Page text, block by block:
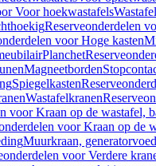
Voor hoekwastafels
Reserveonderdelen
voor Hoge kasten
Planchet
Magneetborden
Spiegelkasten
Wastafelkranen
voor Kraan op de wastafel,
voor Kraan op de
Muurkraan,
voor Verdere